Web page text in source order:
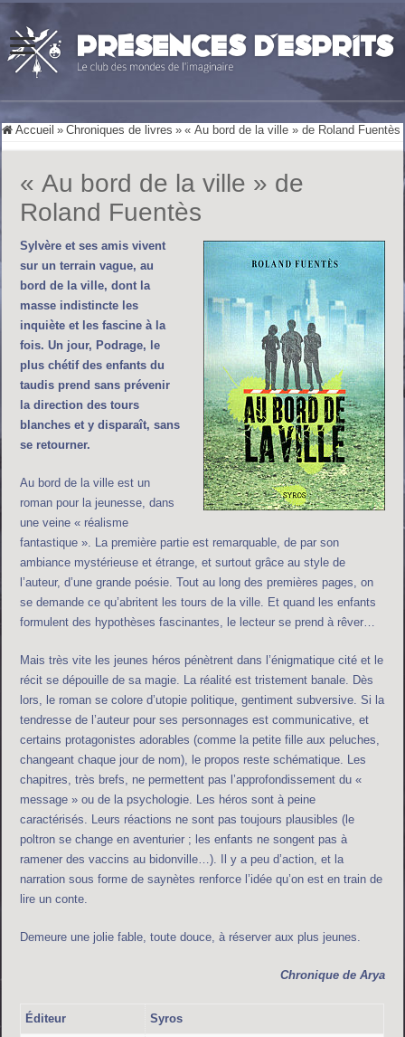
Accueil » Chroniques de livres » « Au bord de la ville » de Roland Fuentès
« Au bord de la ville » de
Roland Fuentès
Sylvère et ses amis vivent
sur un terrain vague, au
bord de la ville, dont la
masse indistincte les
inquiète et les fascine à la
fois. Un jour, Podrage, le
plus chétif des enfants du
taudis prend sans prévenir
la direction des tours
blanches et y disparaît, sans
se retourner.
Au bord de la ville est un
roman pour la jeunesse, dans
une veine « réalisme
fantastique ». La première partie est remarquable, de par son
ambiance mystérieuse et étrange, et surtout grâce au style de
l’auteur, d’une grande poésie. Tout au long des premières pages, on
se demande ce qu’abritent les tours de la ville. Et quand les enfants
formulent des hypothèses fascinantes, le lecteur se prend à rêver…
Mais très vite les jeunes héros pénètrent dans l’énigmatique cité et le
récit se dépouille de sa magie. La réalité est tristement banale. Dès
lors, le roman se colore d’utopie politique, gentiment subversive. Si la
tendresse de l’auteur pour ses personnages est communicative, et
certains protagonistes adorables (comme la petite fille aux peluches,
changeant chaque jour de nom), le propos reste schématique. Les
chapitres, très brefs, ne permettent pas l’approfondissement du «
message » ou de la psychologie. Les héros sont à peine
caractérisés. Leurs réactions ne sont pas toujours plausibles (le
poltron se change en aventurier ; les enfants ne songent pas à
ramener des vaccins au bidonville…). Il y a peu d’action, et la
narration sous forme de saynètes renforce l’idée qu’on est en train de
lire un conte.
Demeure une jolie fable, toute douce, à réserver aux plus jeunes.
Chronique de Arya
Éditeur Syros